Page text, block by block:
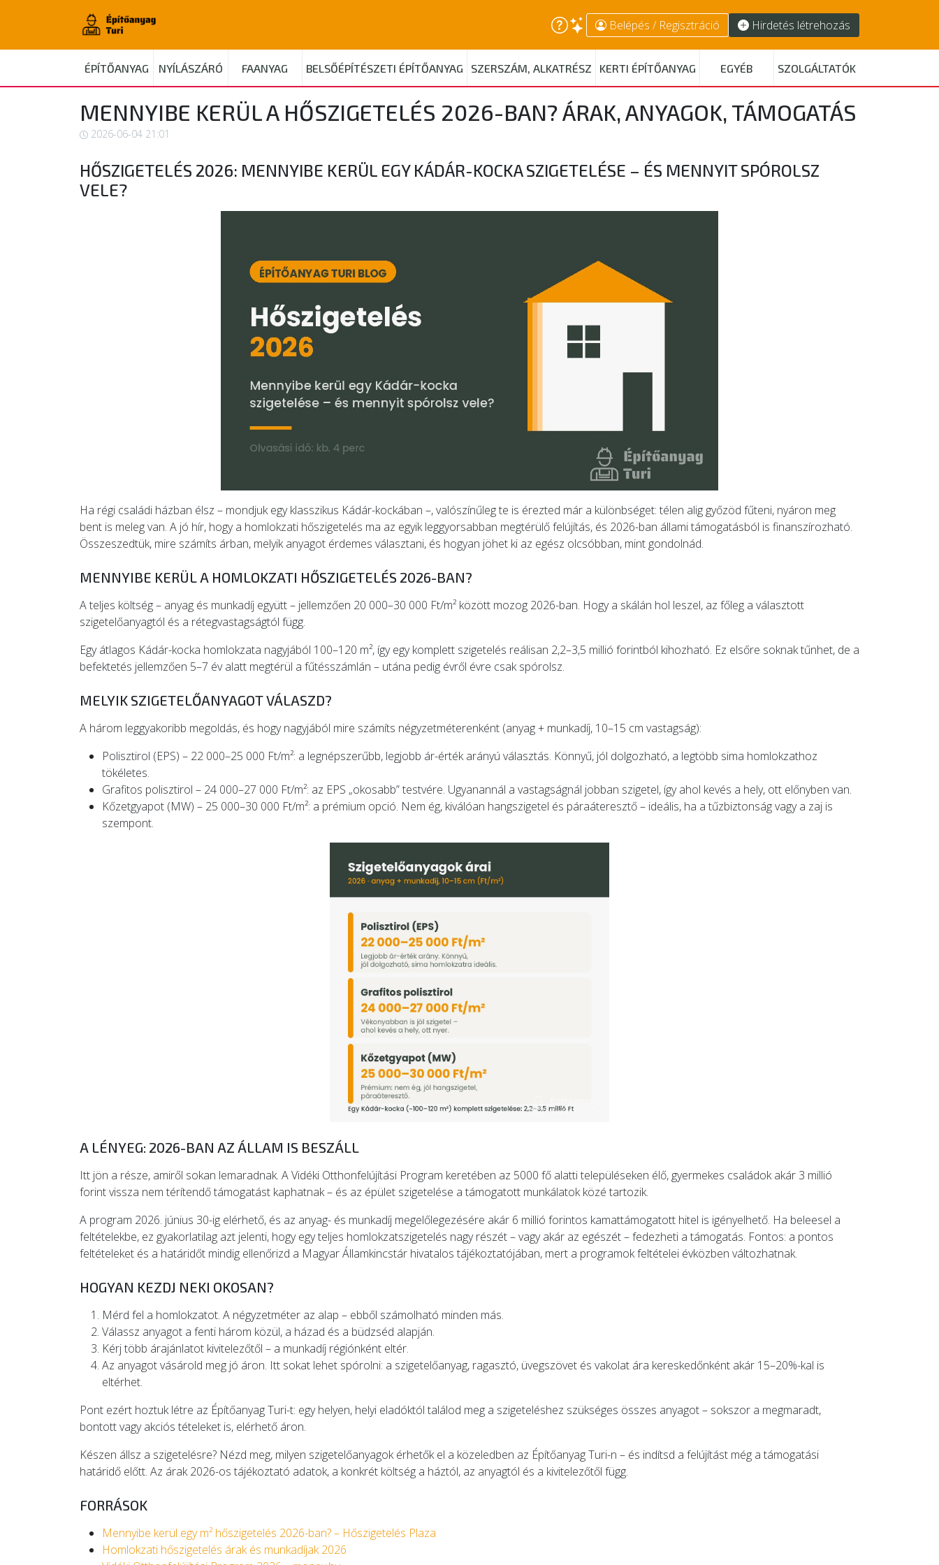
Belépés / Regisztráció Hirdetés létrehozás
ÉPÍTŐANYAG NYÍLÁSZÁRÓ FAANYAG BELSŐÉPÍTÉSZETI ÉPÍTŐANYAG SZERSZÁM, ALKATRÉSZ KERTI ÉPÍTŐANYAG EGYÉB SZOLGÁLTATÓK
MENNYIBE KERÜL A HŐSZIGETELÉS 2026-BAN? ÁRAK, ANYAGOK, TÁMOGATÁS
2026-06-04 21:01
HŐSZIGETELÉS 2026: MENNYIBE KERÜL EGY KÁDÁR-KOCKA SZIGETELÉSE – ÉS MENNYIT SPÓROLSZ
VELE?
Ha régi családi házban élsz – mondjuk egy klasszikus Kádár-kockában –, valószínűleg te is érezted már a különbséget: télen alig győzöd fűteni, nyáron meg
bent is meleg van. A jó hír, hogy a homlokzati hőszigetelés ma az egyik leggyorsabban megtérülő felújítás, és 2026-ban állami támogatásból is finanszírozható.
Összeszedtük, mire számíts árban, melyik anyagot érdemes választani, és hogyan jöhet ki az egész olcsóbban, mint gondolnád.
MENNYIBE KERÜL A HOMLOKZATI HŐSZIGETELÉS 2026-BAN?
A teljes költség – anyag és munkadíj együtt – jellemzően 20 000–30 000 Ft/m² között mozog 2026-ban. Hogy a skálán hol leszel, az főleg a választott
szigetelőanyagtól és a rétegvastagságtól függ.
Egy átlagos Kádár-kocka homlokzata nagyjából 100–120 m², így egy komplett szigetelés reálisan 2,2–3,5 millió forintból kihozható. Ez elsőre soknak tűnhet, de a
befektetés jellemzően 5–7 év alatt megtérül a fűtésszámlán – utána pedig évről évre csak spórolsz.
MELYIK SZIGETELŐANYAGOT VÁLASZD?
A három leggyakoribb megoldás, és hogy nagyjából mire számíts négyzetméterenként (anyag + munkadíj, 10–15 cm vastagság):
Polisztirol (EPS) – 22 000–25 000 Ft/m²: a legnépszerűbb, legjobb ár-érték arányú választás. Könnyű, jól dolgozható, a legtöbb sima homlokzathoz
tökéletes.
Grafitos polisztirol – 24 000–27 000 Ft/m²: az EPS „okosabb” testvére. Ugyanannál a vastagságnál jobban szigetel, így ahol kevés a hely, ott előnyben van.
Kőzetgyapot (MW) – 25 000–30 000 Ft/m²: a prémium opció. Nem ég, kiválóan hangszigetel és páraáteresztő – ideális, ha a tűzbiztonság vagy a zaj is
szempont.
A LÉNYEG: 2026-BAN AZ ÁLLAM IS BESZÁLL
Itt jön a része, amiről sokan lemaradnak. A Vidéki Otthonfelújítási Program keretében az 5000 fő alatti településeken élő, gyermekes családok akár 3 millió
forint vissza nem térítendő támogatást kaphatnak – és az épület szigetelése a támogatott munkálatok közé tartozik.
A program 2026. június 30-ig elérhető, és az anyag- és munkadíj megelőlegezésére akár 6 millió forintos kamattámogatott hitel is igényelhető. Ha beleesel a
feltételekbe, ez gyakorlatilag azt jelenti, hogy egy teljes homlokzatszigetelés nagy részét – vagy akár az egészét – fedezheti a támogatás. Fontos: a pontos
feltételeket és a határidőt mindig ellenőrizd a Magyar Államkincstár hivatalos tájékoztatójában, mert a programok feltételei évközben változhatnak.
HOGYAN KEZDJ NEKI OKOSAN?
Mérd fel a homlokzatot. A négyzetméter az alap – ebből számolható minden más.
Válassz anyagot a fenti három közül, a házad és a büdzséd alapján.
Kérj több árajánlatot kivitelezőtől – a munkadíj régiónként eltér.
Az anyagot vásárold meg jó áron. Itt sokat lehet spórolni: a szigetelőanyag, ragasztó, üvegszövet és vakolat ára kereskedőnként akár 15–20%-kal is
eltérhet.
Pont ezért hoztuk létre az Építőanyag Turi-t: egy helyen, helyi eladóktól találod meg a szigeteléshez szükséges összes anyagot – sokszor a megmaradt,
bontott vagy akciós tételeket is, elérhető áron.
Készen állsz a szigetelésre? Nézd meg, milyen szigetelőanyagok érhetők el a közeledben az Építőanyag Turi-n – és indítsd a felújítást még a támogatási
határidő előtt. Az árak 2026-os tájékoztató adatok, a konkrét költség a háztól, az anyagtól és a kivitelezőtől függ.
FORRÁSOK
Mennyibe kerül egy m² hőszigetelés 2026-ban? – Hőszigetelés Plaza
Homlokzati hőszigetelés árak és munkadíjak 2026